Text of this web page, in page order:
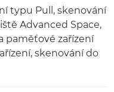
typu Pull, skenování
Advanced Space,
paměťové zařízení
skenování do